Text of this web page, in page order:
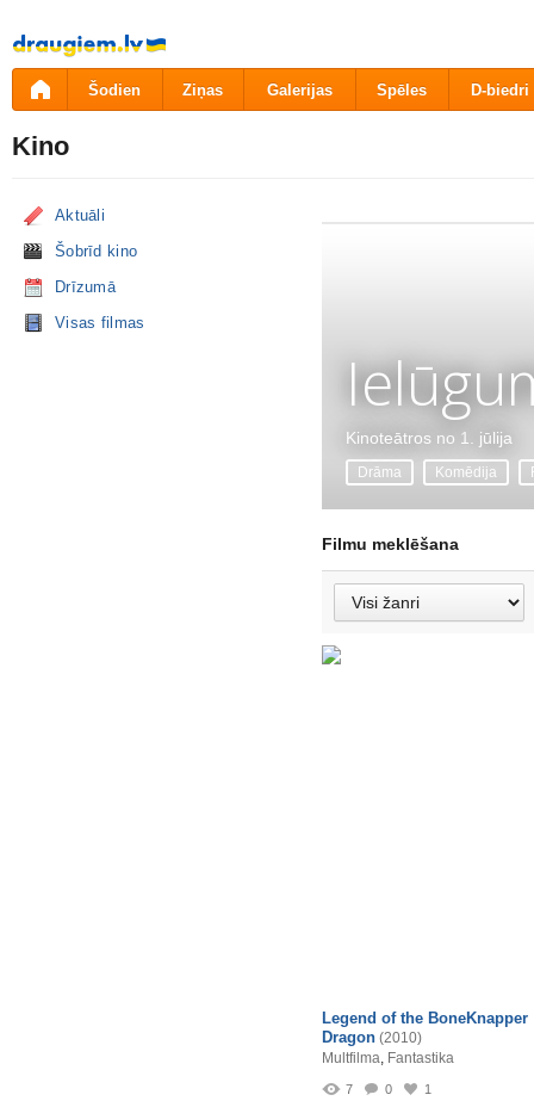
Pāriet
uz
saturu
Šodien Ziņas Galerijas Spēles D-biedri
Kino
Aktuāli
Šobrīd kino
Drīzumā
Visas filmas
Kinoteātros no 1. jūlija
Drāma Komēdija
Filmu meklēšana
Legend of the BoneKnapper
Dragon (2010)
Multfilma, Fantastika
7 0 1